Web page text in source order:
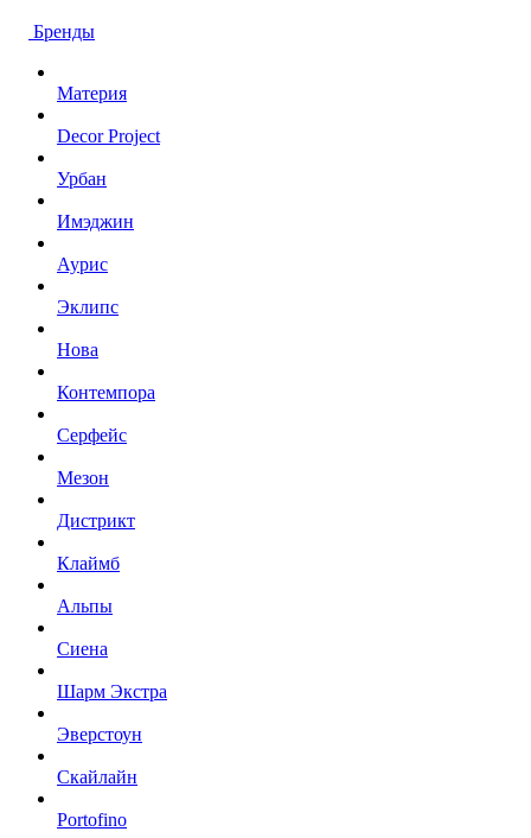
Бренды
Материя
Decor Project
Урбан
Имэджин
Аурис
Эклипс
Нова
Контемпора
Серфейс
Мезон
Дистрикт
Клаймб
Альпы
Сиена
Шарм Экстра
Эверстоун
Скайлайн
Portofino